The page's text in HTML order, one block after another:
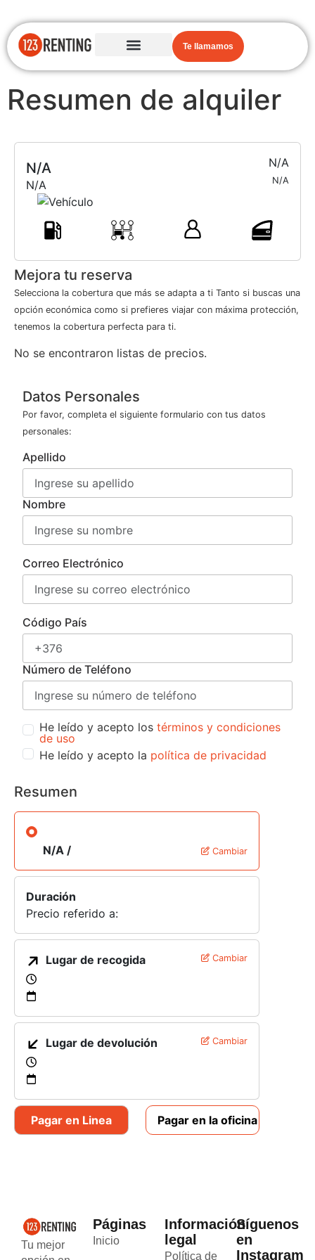
Te llamamos
Resumen de alquiler
N/A
N/A
N/A
N/A
Mejora tu reserva
Selecciona la cobertura que más se adapta a ti Tanto si buscas una
opción económica como si prefieres viajar con máxima protección,
tenemos la cobertura perfecta para ti.
No se encontraron listas de precios.
Datos Personales
Por favor, completa el siguiente formulario con tus datos
personales:
Apellido
Nombre
Correo Electrónico
Código País
Número de Teléfono
He leído y acepto los términos y condiciones
de uso
He leído y acepto la política de privacidad
Resumen
N/A / Cambiar
Duración
Precio referido a:
Lugar de recogida Cambiar
Lugar de devolución Cambiar
Pagar en Linea Pagar en la oficina
Tu mejor
Páginas
Inicio
Información
legal
Política de
Síguenos
en
Instagram